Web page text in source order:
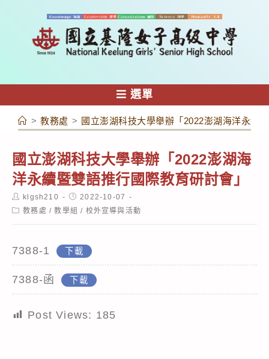
容
選單
> 教務處 > 國立澎湖科技大學舉辦「2022澎湖海洋永續
國立澎湖科技大學舉辦「2022澎湖海
洋永續暨雙語推行國際教育研討會」
Post
author:
klgsh210
Post
published:
2022-10-07
Post教務處 / 教學組 / 校外宣導與活動
7388-1 下載
7388-函 下載
Post Views: 185